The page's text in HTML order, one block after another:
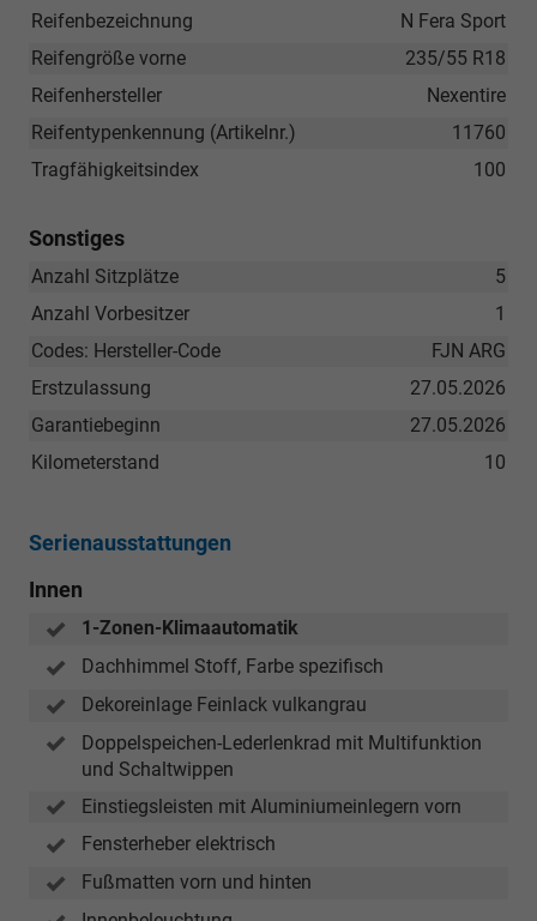
N Fera Sport
Reifenbezeichnung
235/55 R18
Reifengröße vorne
Nexentire
Reifenhersteller
11760
Reifentypenkennung (Artikelnr.)
100
Tragfähigkeitsindex
Sonstiges
5
Anzahl Sitzplätze
1
Anzahl Vorbesitzer
FJN ARG
Codes: Hersteller-Code
27.05.2026
Erstzulassung
27.05.2026
Garantiebeginn
10
Kilometerstand
Serienausstattungen
Innen
1-Zonen-Klimaautomatik
Dachhimmel Stoff, Farbe spezifisch
Dekoreinlage Feinlack vulkangrau
Doppelspeichen-Lederlenkrad mit Multifunktion
und Schaltwippen
Einstiegsleisten mit Aluminiumeinlegern vorn
Fensterheber elektrisch
Fußmatten vorn und hinten